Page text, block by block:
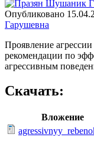
Опубликовано
Гарушевна
Проявление
рекомендации по
агрессивным
Скачать:
Вложение